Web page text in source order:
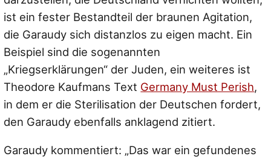
ist ein fester Bestandteil der braunen Agitation,
die Garaudy sich distanzlos zu eigen macht. Ein
Beispiel sind die sogenannten
„Kriegserklärungen“ der Juden, ein weiteres ist
Theodore Kaufmans Text Germany Must Perish,
in dem er die Sterilisation der Deutschen fordert,
den Garaudy ebenfalls anklagend zitiert.
Garaudy kommentiert: „Das war ein gefundenes